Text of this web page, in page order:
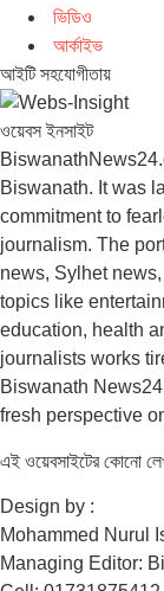
ভিডিও
আর্কাইভ
আইটি সহযোগীতায়
ওয়েবস ইনসাইট
Biswanath. It was
commitment to
journalism. The
news, Sylhet
topics like
education, health
journalists works
Biswanath
fresh perspective
এই ওয়েবসাইটের কোনো
Design by :
Mohammed Nurul
Managing Editor: